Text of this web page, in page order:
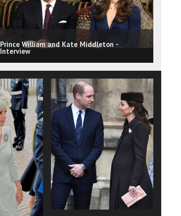
Prince William and Kate Middleton -
Interview